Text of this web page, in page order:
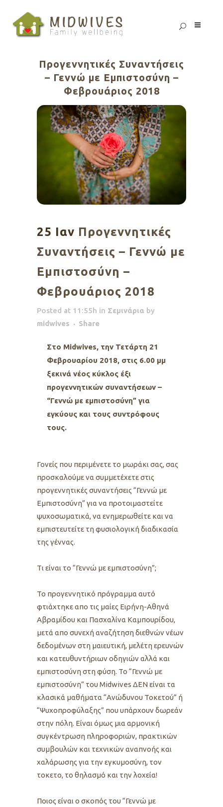
Προγεννητικές Συναντήσεις
– Γεννώ με Εμπιστοσύνη –
Φεβρουάριος 2018
25 Ιαν Προγεννητικές
Συναντήσεις – Γεννώ με
Εμπιστοσύνη –
Φεβρουάριος 2018
Posted at 11:55h in Σεμινάρια by
midwives
Share
Στο Midwives, την Τετάρτη 21
Φεβρουαρίου 2018, στις 6.00 μμ
ξεκινά νέος κύκλος έξι
προγεννητικών συναντήσεων –
“Γεννώ με εμπιστοσύνη” για
εγκύους και τους συντρόφους
τους.
Γονείς που περιμένετε το μωράκι σας, σας
προσκαλούμε να συμμετέχετε στις
προγεννητικές συναντήσεις “Γεννώ με
Εμπιστοσύνη” για να προτοιμαστείτε
ψυχοσωματικά, να ενημερωθείτε και να
εμπιστευτείτε τη φυσιολογική διαδικασία
της γέννας.
Tι είναι το “Γεννώ με εμπιστοσύνη”;
Το προγεννητικό πρόγραμμα αυτό
φτιάχτηκε απο τις μαίες Ειρήνη-Αθηνά
Αβραμίδου και Πασχαλίνα Καμπουρίδου,
μετά απο συνεχή αναζήτηση διεθνών νέων
δεδομένων στη μαιευτική, μελέτη ερευνών
και κατευθυντήριων οδηγιών αλλά και
εμπιστοσύνη στη φύση. Το “Γεννώ με
εμπιστοσύνη” του Midwives ΔΕΝ είναι τα
κλασικά μαθήματα “Ανώδυνου Τοκετού” ή
“Ψυχοπροφύλαξης” που υπάρχουν δωρεάν
στην πόλη. Είναι όμως μια αρμονική
συγκέντρωση πληροφοριών, πρακτικών
συμβουλών και τεχνικών αναπνοής και
χαλάρωσης για την εγκυμοσύνη, τον
τοκετο, το θηλασμό και την λοχεία!
Ποιος είναι ο σκοπός του “Γεννώ με